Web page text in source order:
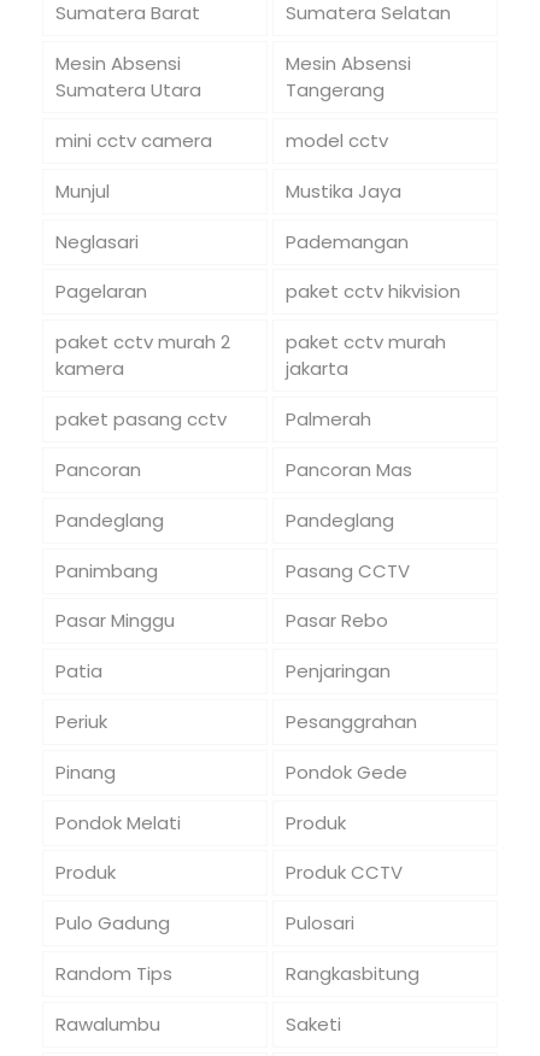
Sumatera Barat
Sumatera Selatan
Mesin Absensi
Sumatera Utara
Mesin Absensi
Tangerang
mini cctv camera
model cctv
Munjul
Mustika Jaya
Neglasari
Pademangan
Pagelaran
paket cctv hikvision
paket cctv murah 2
kamera
paket cctv murah
jakarta
paket pasang cctv
Palmerah
Pancoran
Pancoran Mas
Pandeglang
Pandeglang
Panimbang
Pasang CCTV
Pasar Minggu
Pasar Rebo
Patia
Penjaringan
Periuk
Pesanggrahan
Pinang
Pondok Gede
Pondok Melati
Produk
Produk
Produk CCTV
Pulo Gadung
Pulosari
Random Tips
Rangkasbitung
Rawalumbu
Saketi